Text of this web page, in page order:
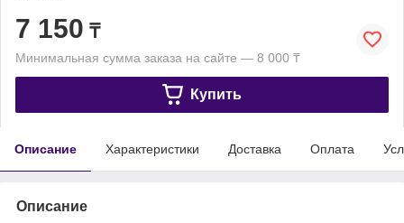
7 150 ₸
Минимальная сумма заказа на сайте — 8 000 ₸
Купить
Описание Характеристики Доставка Оплата
Описание